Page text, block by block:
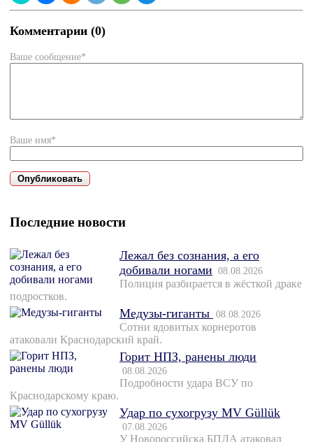
Комментарии (0)
Ваше сообщение*
Ваше имя*
Последние новости
Лежал без сознания, а его
добивали ногами 08.08.2026
Полиция разбирается в жёсткой драке
подростков.
Медузы-гиганты 08.08.2026
Сотни ядовитых корнеротов
атаковали Краснодарский край.
Горит НПЗ, ранены люди
08.08.2026
Подробности удара ВСУ по
Краснодарскому краю.
Удар по сухогрузу MV Güllük
07.08.2026
У Новороссийска БПЛА атаковал